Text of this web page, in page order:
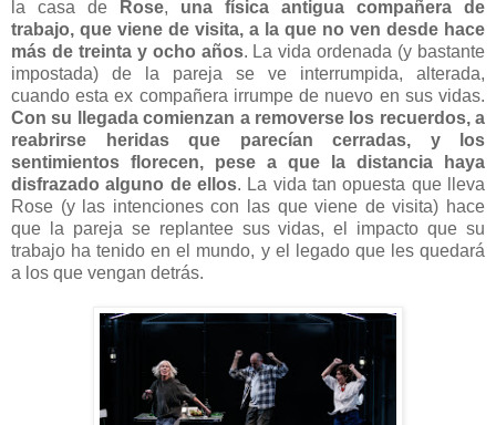
la casa de
Rose, una física antigua compañera de
trabajo, que viene de visita, a la que no ven desde hace
más de treinta y ocho años. La vida ordenada (y bastante
impostada) de la pareja se ve interrumpida, alterada,
cuando esta ex compañera irrumpe de nuevo en sus vidas.
Con su llegada comienzan a removerse los recuerdos, a
reabrirse heridas que parecían cerradas, y los
sentimientos florecen, pese a que la distancia haya
disfrazado alguno de ellos. La vida tan opuesta que lleva
Rose (y las intenciones con las que viene de visita) hace
que la pareja se replantee sus vidas, el impacto que su
trabajo ha tenido en el mundo, y el legado que les quedará
a los que vengan detrás.